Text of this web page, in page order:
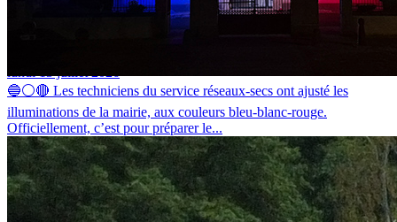
lundi 13 juillet 2026
🔵⚪🔴 Les techniciens du service réseaux-secs ont ajusté les
illuminations de la mairie, aux couleurs bleu-blanc-rouge.
Officiellement, c’est pour préparer le...